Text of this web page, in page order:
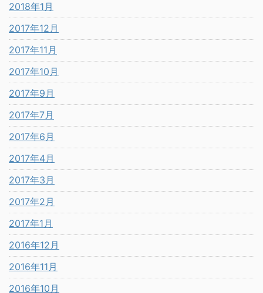
2018年1月
2017年12月
2017年11月
2017年10月
2017年9月
2017年7月
2017年6月
2017年4月
2017年3月
2017年2月
2017年1月
2016年12月
2016年11月
2016年10月